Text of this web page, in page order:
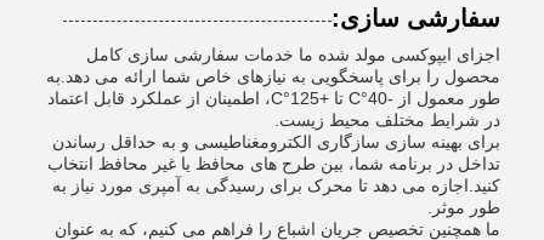
سفارشی سازی:
اجزای ایپوکسی مولد شده ما خدمات سفارشی سازی کامل
محصول را برای پاسخگویی به نیازهای خاص شما ارائه می دهد.به
طور معمول از -40°C تا +125°C، اطمینان از عملکرد قابل اعتماد
در شرایط مختلف محیط زیست.
برای بهینه سازی سازگاری الکترومغناطیسی و به حداقل رساندن
تداخل در برنامه شما، بین طرح های محافظ یا غیر محافظ انتخاب
کنید.اجازه می دهد تا محرک برای رسیدگی به آمپری مورد نیاز به
طور موثر.
ما همچنین تخصیص جریان اشباع را فراهم می کنیم، که به عنوان